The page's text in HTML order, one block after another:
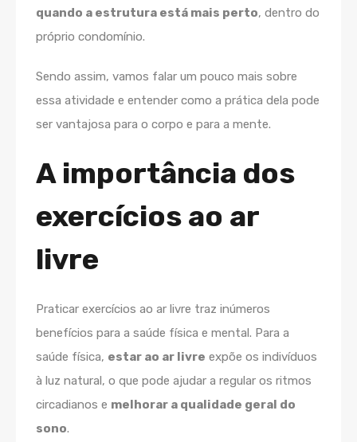
quando a estrutura está mais perto, dentro do
próprio condomínio.
Sendo assim, vamos falar um pouco mais sobre
essa atividade e entender como a prática dela pode
ser vantajosa para o corpo e para a mente.
A importância dos
exercícios ao ar
livre
Praticar exercícios ao ar livre traz inúmeros
benefícios para a saúde física e mental. Para a
saúde física, estar ao ar livre expõe os indivíduos
à luz natural, o que pode ajudar a regular os ritmos
circadianos e melhorar a qualidade geral do
sono.